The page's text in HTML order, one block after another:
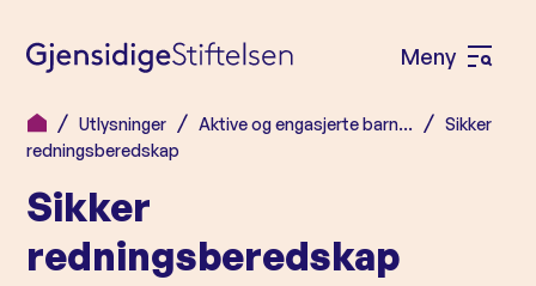
H
p
t
Meny
Å
e
Utlysninger Aktive og engasjerte barn…
Sikker
redningsberedskap
Sikker
redningsberedskap